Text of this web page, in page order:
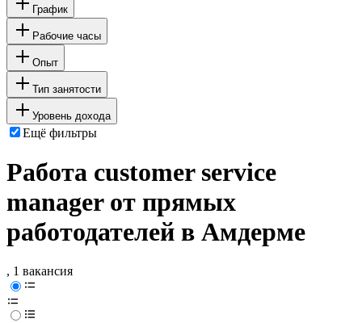
График
Рабочие часы
Опыт
Тип занятости
Уровень дохода
Ещё фильтры
Работа customer service
manager от прямых
работодателей в Амдерме
, 1 вакансия